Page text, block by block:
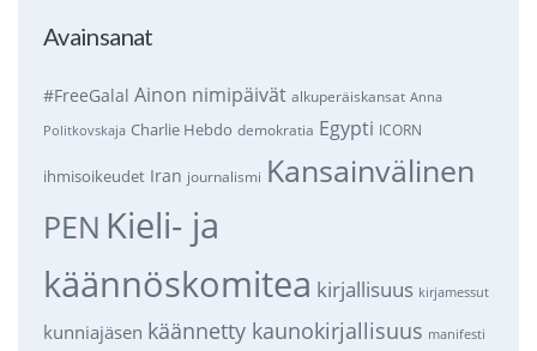
Avainsanat
#FreeGalal Ainon nimipäivät alkuperäiskansat Anna
Politkovskaja Charlie Hebdo demokratia Egypti ICORN
ihmisoikeudet Iran journalismi Kansainvälinen
PEN Kieli- ja
käännöskomitea kirjallisuus kirjamessut
kunniajäsen käännetty kaunokirjallisuus manifesti